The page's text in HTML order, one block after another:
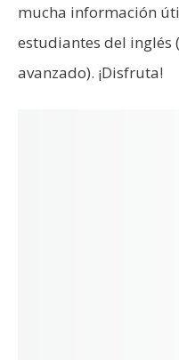
mucha información
estudiantes del inglés
avanzado). ¡Disfruta!